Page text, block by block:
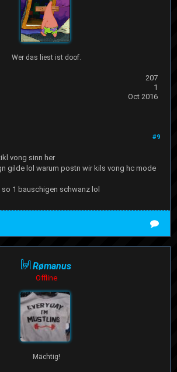
Wer das liest ist doof.
207
1
Oct 2016
#9
vong sinn her
gilde lol warum postn wir kils vong hc mode
1 bauschigen schwanz lol
Rømanus
Offline
Mächtig!